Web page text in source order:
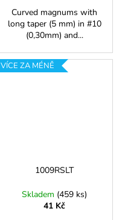
Curved magnums with
long taper (5 mm) in #10
(0,30mm) and...
VÍCE ZA MÉNĚ
1009RSLT
Skladem (459 ks)
41 Kč